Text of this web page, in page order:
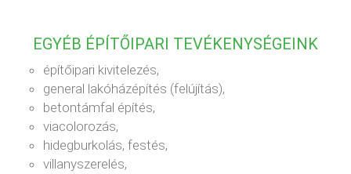
EGYÉB ÉPÍTŐIPARI TEVÉKENYSÉGEINK
építőipari kivitelezés,
general lakóházépítés (felújítás),
betontámfal építés,
viacolorozás,
hidegburkolás, festés,
villanyszerelés,